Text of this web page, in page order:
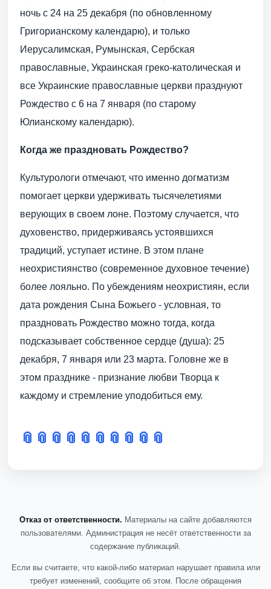
ночь с 24 на 25 декабря (по обновленному
Григорианскому календарю), и только
Иерусалимская, Румынская, Сербская
православные, Украинская греко-католическая и
все Украинские православные церкви празднуют
Рождество с 6 на 7 января (по старому
Юлианскому календарю).
Когда же праздновать Рождество?
Культурологи отмечают, что именно догматизм
помогает церкви удерживать тысячелетиями
верующих в своем лоне. Поэтому случается, что
духовенство, придерживаясь устоявшихся
традиций, уступает истине. В этом плане
неохристиянство (современное духовное течение)
более лояльно. По убеждениям неохристиян, если
дата рождения Сына Божьего - условная, то
праздновать Рождество можно тогда, когда
подсказывает собственное сердце (душа): 25
декабря, 7 января или 23 марта. Головне же в
этом празднике - признание любви Творца к
каждому и стремление уподобиться ему.
📎 📎 📎 📎 📎 📎 📎 📎 📎 📎
Отказ от ответственности. Материалы на сайте добавляются
пользователями. Администрация не несёт ответственности за
содержание публикаций.
Если вы считаете, что какой-либо материал нарушает правила или
требует изменений, сообщите об этом. После обращения